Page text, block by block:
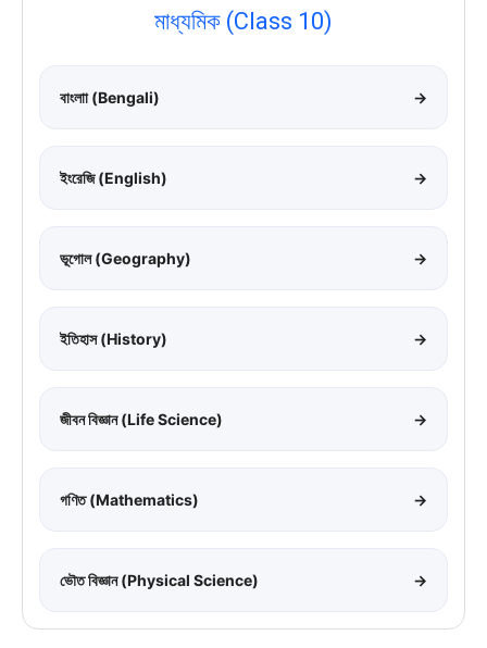
মাধ্যমিক (Class 10)
বাংলাা (Bengali) →
ইংরেজি (English) →
ভূগোল (Geography) →
ইতিহাস (History) →
জীবন বিজ্ঞান (Life Science) →
গণিত (Mathematics) →
ভৌত বিজ্ঞান (Physical Science) →